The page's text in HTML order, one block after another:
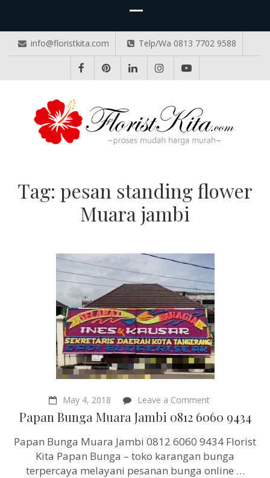
info@floristkita.com Telp/Wa 0813 7702 9588
Tag: pesan standing flower
Muara jambi
May 4, 2018 Leave a Commenton
Papan
Bunga
Jambi
6060
9434
Papan Bunga Muara Jambi 0812 6060 9434
Papan Bunga Muara Jambi 0812 6060 9434 Florist
Kita Papan Bunga – toko karangan bunga
terpercaya melayani pesanan bunga online …